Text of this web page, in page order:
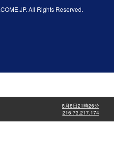
8月8日21時26分
216.73.217.174
All Rights Reserved.